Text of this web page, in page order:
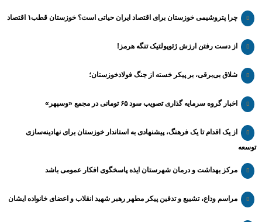
چرا پتروشیمی خوزستان برای اقتصاد ایران حیاتی است؟ خوزستان قطب۱ اقتصاد
از دست رفتن ارزش ژئوپولتیک تنگه هرمز!
شلاق‌ بی‌برقی، بر پیکر خسته‌ از جنگ فولادخوزستان؛
اخبار گروه سرمایه گذاری تصویب سود ۶۵ تومانی در مجمع «وسپهر»
از یک اقدام تا یک فرهنگ، پیشنهادی به استاندار خوزستان برای نهادینه‌سازی
توسعه
مرکز بهداشت و درمان شهرستان ایذه پاسخگوی افکار عمومی باشد
مراسم وداع، تشییع و تدفین پیکر مطهر رهبر شهید انقلاب و اعضای خانواده ایشان